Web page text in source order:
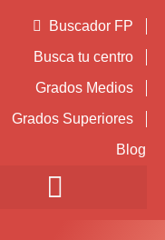
Buscador FP
Busca tu centro
Grados Medios
Grados Superiores
Blog